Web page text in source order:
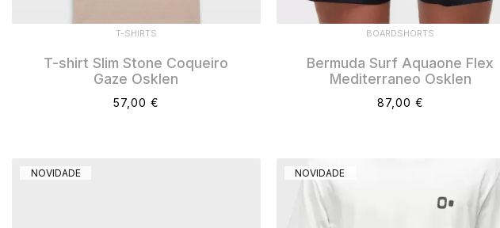
T-SHIRTS
T-shirt Slim Stone Coqueiro
Gaze Osklen
57,00 €
BOARDSHORTS
Bermuda Surf Aquaone Flex
Mediterraneo Osklen
87,00 €
NOVIDADE NOVIDADE